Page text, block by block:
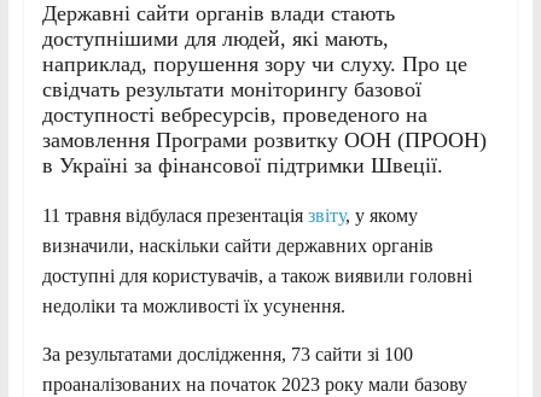
Державні сайти органів влади стають
доступнішими для людей, які мають,
наприклад, порушення зору чи слуху. Про це
свідчать результати моніторингу базової
доступності вебресурсів, проведеного на
замовлення Програми розвитку ООН (ПРООН)
в Україні за фінансової підтримки Швеції.
11 травня відбулася презентація звіту, у якому
визначили, наскільки сайти державних органів
доступні для користувачів, а також виявили головні
недоліки та можливості їх усунення.
За результатами дослідження, 73 сайти зі 100
проаналізованих на початок 2023 року мали базову